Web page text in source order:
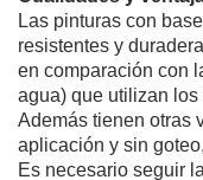
Las pinturas con
resistentes y
en comparación con
agua) que utilizan
Además tienen otras
aplicación y sin
Es necesario seguir